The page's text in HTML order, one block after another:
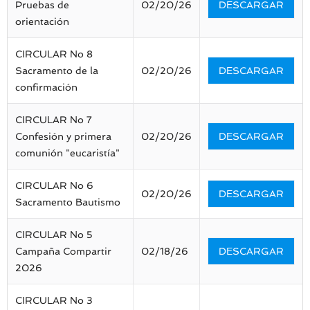
Pruebas de
orientación
02/20/26 DESCARGAR
CIRCULAR No 8
Sacramento de la
confirmación
02/20/26 DESCARGAR
CIRCULAR No 7
Confesión y primera
comunión "eucaristía"
02/20/26 DESCARGAR
CIRCULAR No 6
Sacramento Bautismo
02/20/26 DESCARGAR
CIRCULAR No 5
Campaña Compartir
2026
02/18/26 DESCARGAR
CIRCULAR No 3